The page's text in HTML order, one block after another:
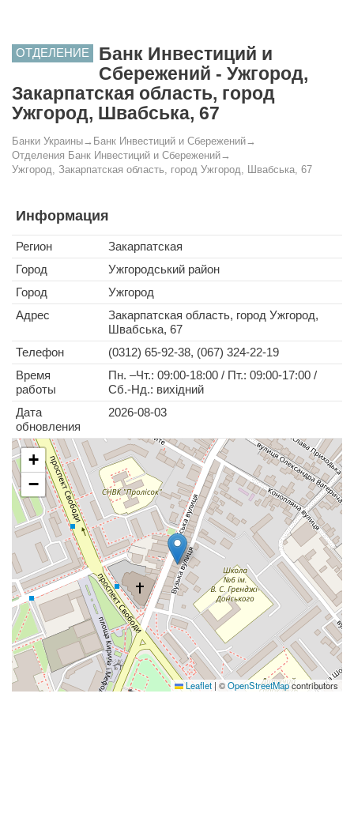
ОТДЕЛЕНИЕ
Банк Инвестиций и
Сбережений - Ужгород,
Закарпатская область, город
Ужгород, Швабська, 67
Банки Украины→ Банк Инвестиций и Сбережений→
Отделения Банк Инвестиций и Сбережений→
Ужгород, Закарпатская область, город Ужгород, Швабська, 67
Информация
Регион
Закарпатская
Город
Ужгородський район
Город
Ужгород
Адрес
Закарпатская область, город Ужгород,
Швабська, 67
Телефон
(0312) 65-92-38, (067) 324-22-19
Время
работы
Пн. –Чт.: 09:00-18:00 / Пт.: 09:00-17:00 /
Cб.-Нд.: вихідний
Дата
обновления
2026-08-03
+
−
Leaflet | ©OpenStreetMapcontributors